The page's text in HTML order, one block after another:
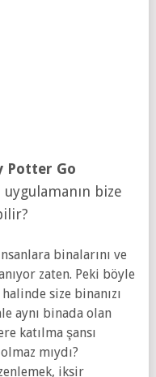
Potter Go
bize
binalarını ve
zaten. Peki böyle
size binanızı
aynı binada olan
katılma şansı
mıydı?
iksir